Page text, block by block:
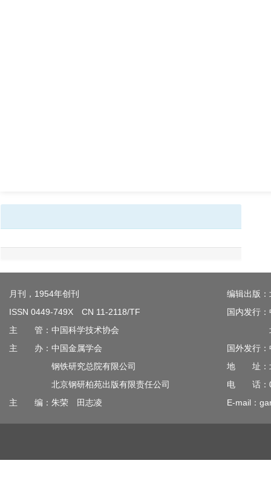
月刊，1954年创刊
ISSN 0449-749X CN 11-2118/TF
主 管：中国科学技术协会
主 办：中国金属学会
钢铁研究总院有限公司
北京钢研柏苑出版有限责任公司
主 编：朱荣 田志凌
编辑出版
国内发行
北京钢
国外发行
地 址：北
电 话：
E-mail：